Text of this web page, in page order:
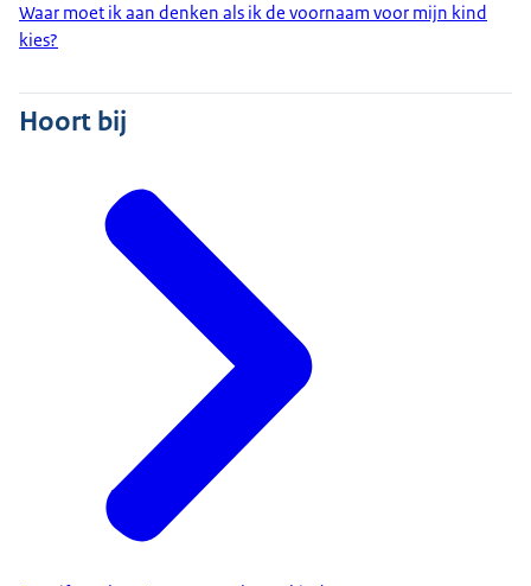
Waar moet ik aan denken als ik de voornaam voor mijn kind
kies?
Hoort bij